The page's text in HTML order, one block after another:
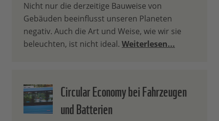
Nicht nur die derzeitige Bauweise von
Gebäuden beeinflusst unseren Planeten
negativ. Auch die Art und Weise, wie wir sie
beleuchten, ist nicht ideal. Weiterlesen...
Circular Economy bei Fahrzeugen
und Batterien